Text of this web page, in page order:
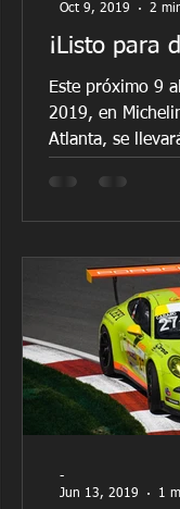
¡Listo para
Este próximo 9
2019, en
Atlanta, se
Oct 9, 2019
2
-
Jun 13, 2019
1